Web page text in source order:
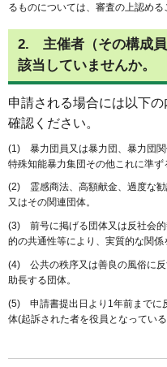
るものについては、審査の上認める
2. 主催者（その構成員
該当していませんか。
申請される場合には以下
確認ください。
(1) 暴力団員又は暴力団、暴力団関
特殊知能暴力集団その他これに準ず
(2) 霊感商法、高額献金、過度な
又はその関連団体。
(3) 前号に掲げる団体又は反社会的
的の共通性等により、実質的な関係
(4) 公共の秩序又は善良の風俗に
助長する団体。
(5) 申請書提出日より1年前までに
体(起訴された者を役員となっている